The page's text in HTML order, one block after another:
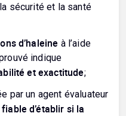
sécurité et la santé
d’haleine à l’aide
indique
et exactitude;
par un agent évaluateur
d’établir si la